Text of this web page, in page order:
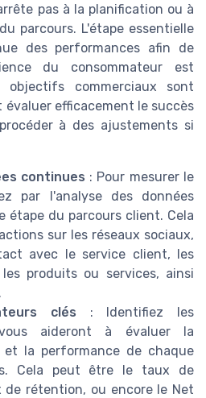
pas à la planification ou à
parcours. L'étape essentielle
des performances afin de
du consommateur est
commerciaux sont
efficacement le succès
à des ajustements si
continues : Pour mesurer le
par l'analyse des données
étape du parcours client. Cela
sur les réseaux sociaux,
avec le service client, les
produits ou services, ainsi
clés : Identifiez les
aideront à évaluer la
la performance de chaque
Cela peut être le taux de
de rétention, ou encore le Net